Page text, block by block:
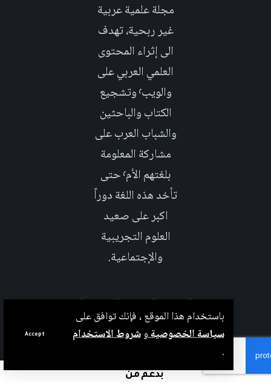
باستخدام هذا الموقع ، فإنك توافق على
سياسة الخصوصيةوشروط الاستخدام
مجلة علمية عربية
غير ربحية، تهدف
الى إثراء المحتوى
العلمي العربي على
والويب٬ وتشجيع
الكتاب والباحثين
والشباب العرب على
مشاركة المعلومة
بلغتهم الأم٬ حتى
تأخد هذه اللغة دوراً
اكبر على صعيد
العلوم التجريبية
والإجتماعية.
بدعم من